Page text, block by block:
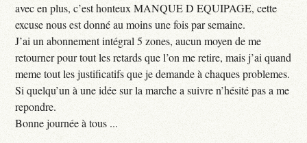
avec en plus, c’est honteux MANQUE D EQUIPAGE, cette
excuse nous est donné au moins une fois par semaine.
J’ai un abonnement intégral 5 zones, aucun moyen de me
retourner pour tout les retards que l’on me retire, mais j’ai quand
meme tout les justificatifs que je demande à chaques problemes.
Si quelqu’un à une idée sur la marche a suivre n’hésité pas a me
repondre.
Bonne journée à tous ...